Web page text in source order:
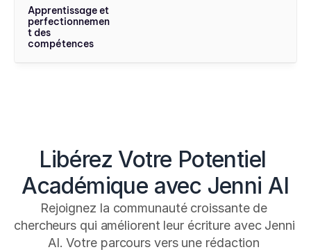
Apprentissage et
perfectionnemen
t des
compétences
Libérez Votre Potentiel
Académique avec Jenni AI
Rejoignez la communauté croissante de
chercheurs qui améliorent leur écriture avec Jenni
AI. Votre parcours vers une rédaction